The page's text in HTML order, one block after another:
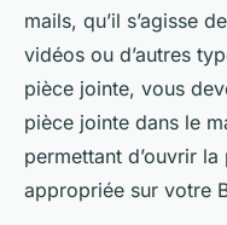
mails, qu’il s’agisse
vidéos ou d’autres
pièce jointe, vous
pièce jointe dans le
permettant d’ouvrir
appropriée sur votre